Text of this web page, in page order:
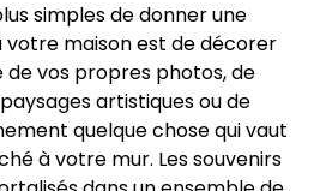
simples de donner une
maison est de décorer
de vos propres photos, de
artistiques ou de
quelque chose qui vaut
à votre mur. Les souvenirs